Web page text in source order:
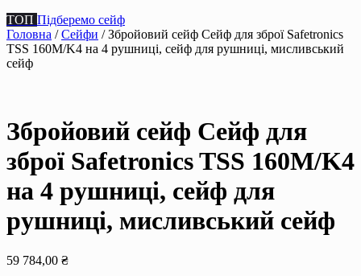
ТОП Підберемо сейф
Головна /Сейфи / Збройовий сейф Сейф для зброї Safetronics
TSS 160M/K4 на 4 рушниці, сейф для рушниці, мисливський
сейф
Збройовий сейф Сейф для
зброї Safetronics TSS 160M/K4
на 4 рушниці, сейф для
рушниці, мисливський сейф
59 784,00 ₴